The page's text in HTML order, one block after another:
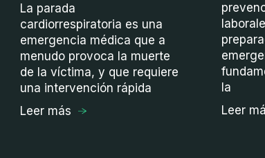
La parada
cardiorrespiratoria es una
emergencia médica que a
menudo provoca la muerte
de la víctima, y que requiere
una intervención rápida
Leer más
la
Leer